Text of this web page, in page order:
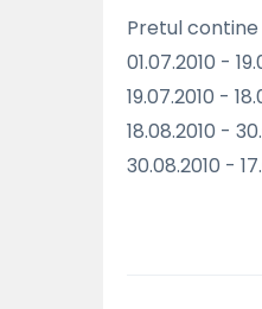
Pretul
01.07.2010 -
19.07.2010 -
18.08.2010 -
30.08.2010 -